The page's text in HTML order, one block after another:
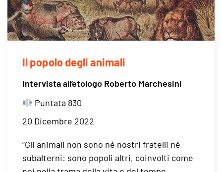
Il popolo degli animali
Intervista all’etologo Roberto Marchesini
Puntata 830
20 Dicembre 2022
“Gli animali non sono né nostri fratelli né
subalterni: sono popoli altri, coinvolti come